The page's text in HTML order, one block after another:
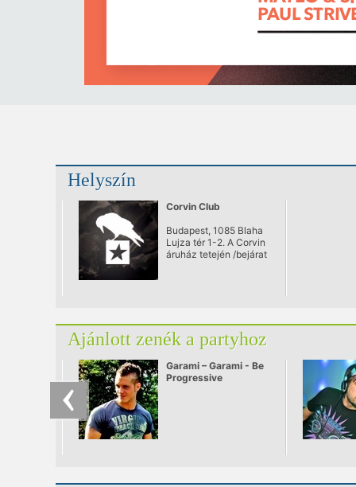
Helyszín
Corvin Club
Budapest, 1085 Blaha
Lujza tér 1-2. A Corvin
áruház tetején /bejárat
Ajánlott zenék a partyhoz
Garami – Garami - Be
Progressive